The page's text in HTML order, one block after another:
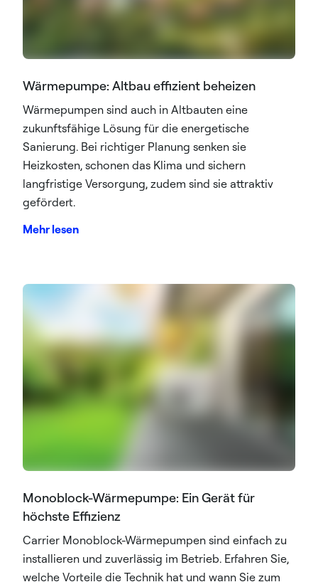
Wärmepumpe: Altbau effizient beheizen
Wärmepumpen sind auch in Altbauten eine
zukunftsfähige Lösung für die energetische
Sanierung. Bei richtiger Planung senken sie
Heizkosten, schonen das Klima und sichern
langfristige Versorgung, zudem sind sie attraktiv
gefördert.
Mehr lesen
Monoblock-Wärmepumpe: Ein Gerät für
höchste Effizienz
Carrier Monoblock-Wärmepumpen sind einfach zu
installieren und zuverlässig im Betrieb. Erfahren Sie,
welche Vorteile die Technik hat und wann Sie zum